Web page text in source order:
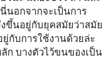
นอกจากจะเป็นการ
ขึ้นอยู่กับยุคสมัยว่าสมัย
กับการใช้งานด้วยล่ะ
ก บางตัวไว้ขนของเป็น